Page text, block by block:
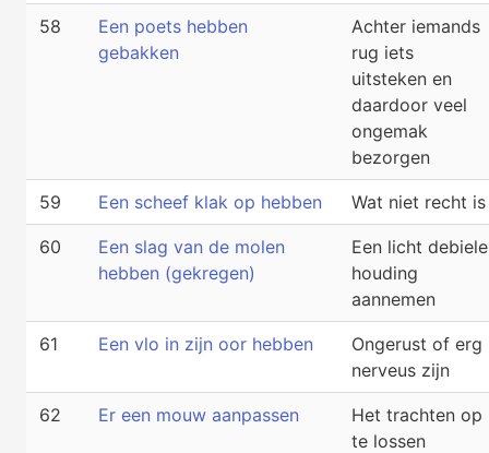
58
Een poets hebben
gebakken
Achter iemands
rug iets
uitsteken en
daardoor veel
ongemak
bezorgen
59 Een scheef klak op hebben Wat niet recht is
60
Een slag van de molen
hebben (gekregen)
Een licht debiele
houding
aannemen
61 Een vlo in zijn oor hebben
Ongerust of erg
nerveus zijn
62 Er een mouw aanpassen
Het trachten op
te lossen